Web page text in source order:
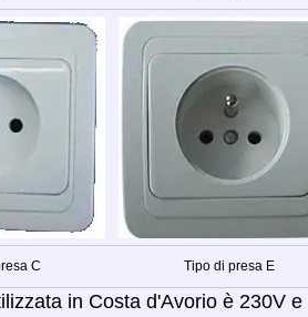
C Tipo di presa E
in Costa d'Avorio è 230V